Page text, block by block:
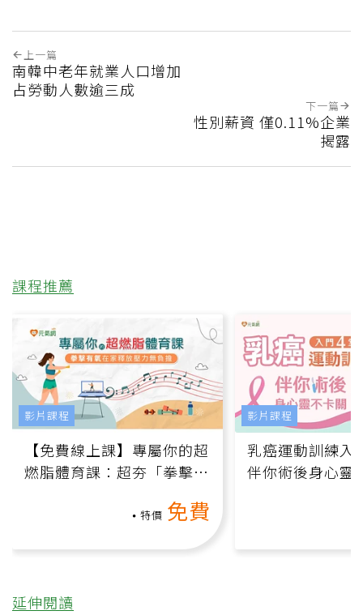
上一篇
南韓中老年就業人口增加
占勞動人數逾三成
下一篇
性別薪資 僅0.11%企業
揭露
課程推薦
【免費線上課】專屬你的超
燃脂體育課：超夯「拳擊有
特價 免費
影片課程
乳癌運動訓練入
伴你術後身心靈
影片課程
延伸閱讀